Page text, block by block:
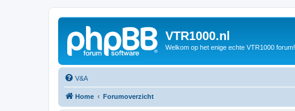
VTR1000.nl
Welkom op het enige echte VTR1000 forum!
V&A
Home Forumoverzicht